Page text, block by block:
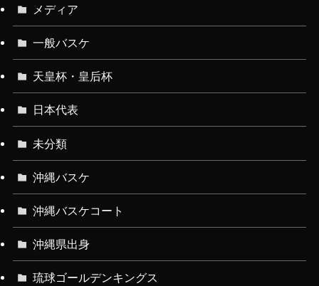
メディア
一般バスケ
天皇杯・皇后杯
日本代表
未分類
沖縄バスケ
沖縄バスケコート
沖縄県出身
琉球ゴールデンキングス